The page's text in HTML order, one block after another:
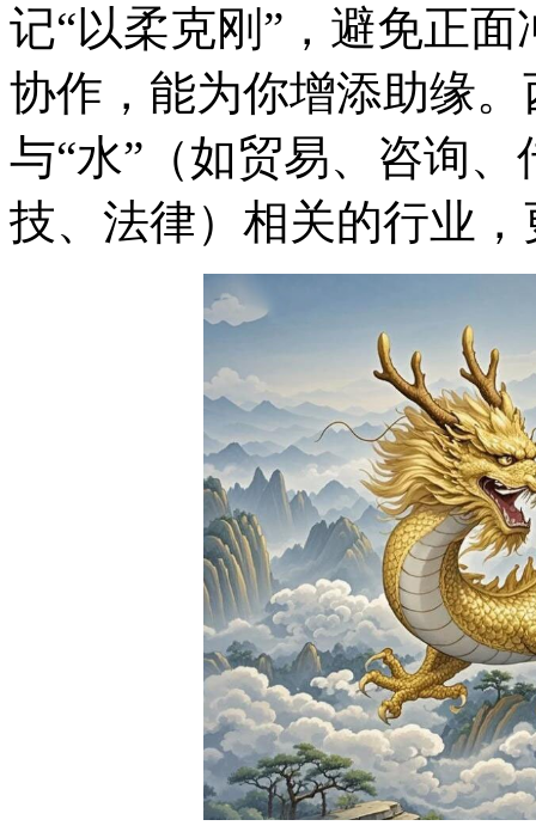
记“以柔克刚”，避免正
协作，能为你增添助缘
与“水”（如贸易、咨询
技、法律）相关的行业